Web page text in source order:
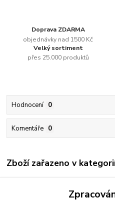
Doprava ZDARMA
objednávky nad 1500 Kč
Velký sortiment
přes 25.000 produktů
Hodnocení 0
Komentáře 0
Zboží zařazeno v
Renesans
Olejové barvy jednotlivě